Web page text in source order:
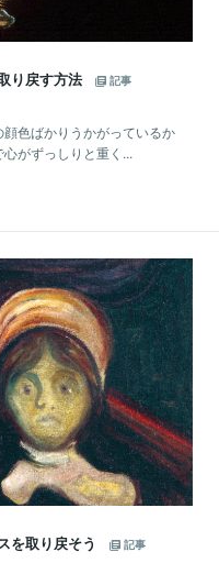
り戻す方法
記事
色ばかりうかがっているか
がずっしりと重く...
を取り戻そう
記事